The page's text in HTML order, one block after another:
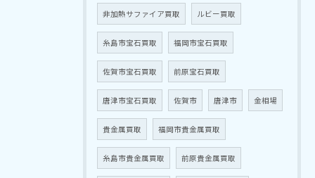
非加熱サファイア買取 ルビー買取
糸島市宝石買取 福岡市宝石買取
佐賀市宝石買取 前原宝石買取
唐津市宝石買取 佐賀市 唐津市 金相場
貴金属買取 福岡市貴金属買取
糸島市貴金属買取 前原貴金属買取